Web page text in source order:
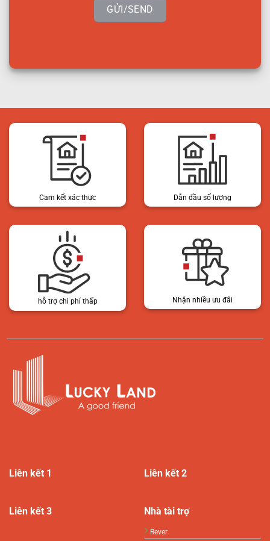
GỬI/SEND
Cam kết xác thực Dẫn đầu số lượng
hỗ trợ chi phí thấp Nhận nhiều ưu đãi
Liên kết 1 Liên kết 2
Liên kết 3 Nhà tài trợ
Rever